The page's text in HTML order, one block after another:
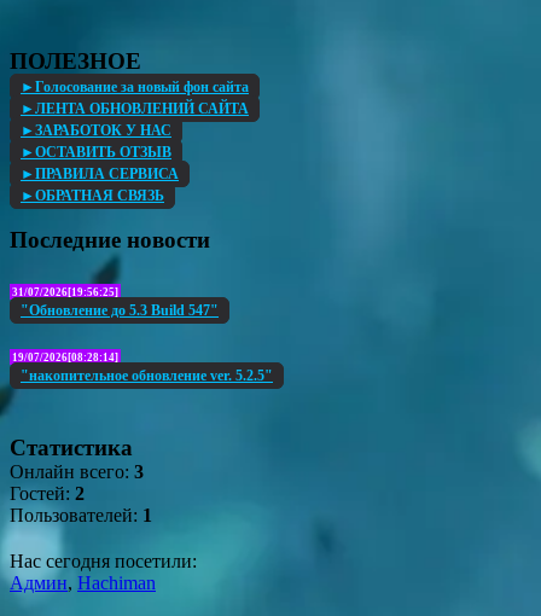
ПОЛЕЗНОЕ
►Голосование за новый фон сайта
►ЛЕНТА ОБНОВЛЕНИЙ САЙТА
►ЗАРАБОТОК У НАС
►ОСТАВИТЬ ОТЗЫВ
►ПРАВИЛА СЕРВИСА
►ОБРАТНАЯ СВЯЗЬ
Последние новости
31/07/2026[19:56:25]
"Обновление до 5.3 Build 547"
19/07/2026[08:28:14]
"накопительное обновление ver. 5.2.5"
Статистика
Онлайн всего: 3
Гостей: 2
Пользователей: 1
Нас сегодня посетили:
Админ, Hachiman